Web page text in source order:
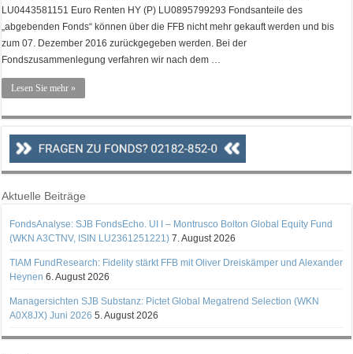
LU0443581151 Euro Renten HY (P) LU0895799293 Fondsanteile des
„abgebenden Fonds“ können über die FFB nicht mehr gekauft werden und bis
zum 07. Dezember 2016 zurückgegeben werden. Bei der
Fondszusammenlegung verfahren wir nach dem …
Lesen Sie mehr »
Aktuelle Beiträge
FondsAnalyse: SJB FondsEcho. UI I – Montrusco Bolton Global Equity Fund
(WKN A3CTNV, ISIN LU2361251221) 7. August 2026
TIAM FundResearch: Fidelity stärkt FFB mit Oliver Dreiskämper und Alexander
Heynen 6. August 2026
Managersichten SJB Substanz: Pictet Global Megatrend Selection (WKN
A0X8JX) Juni 2026 5. August 2026